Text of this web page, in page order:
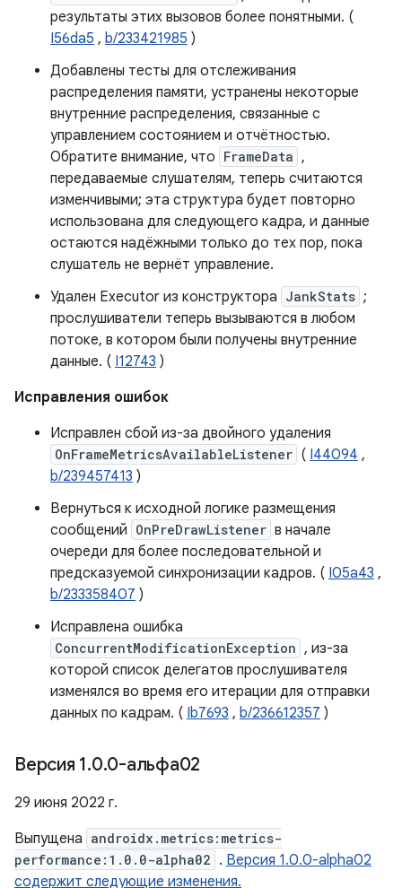
результаты этих вызовов более понятными. (
I56da5 , b/233421985 )
Добавлены тесты для отслеживания
распределения памяти, устранены некоторые
внутренние распределения, связанные с
управлением состоянием и отчётностью.
Обратите внимание, что FrameData ,
передаваемые слушателям, теперь считаются
изменчивыми; эта структура будет повторно
использована для следующего кадра, и данные
остаются надёжными только до тех пор, пока
слушатель не вернёт управление.
Удален Executor из конструктора JankStats ;
прослушиватели теперь вызываются в любом
потоке, в котором были получены внутренние
данные. ( I12743 )
Исправления ошибок
Исправлен сбой из-за двойного удаления
OnFrameMetricsAvailableListener ( I44094 ,
b/239457413 )
Вернуться к исходной логике размещения
сообщений OnPreDrawListener в начале
очереди для более последовательной и
предсказуемой синхронизации кадров. ( I05a43 ,
b/233358407 )
Исправлена ​​ошибка
ConcurrentModificationException , из-за
которой список делегатов прослушивателя
изменялся во время его итерации для отправки
данных по кадрам. ( Ib7693 , b/236612357 )
Версия 1.0.0-альфа02
29 июня 2022 г.
Выпущена androidx.metrics:metrics-
performance:1.0.0-alpha02 . Версия 1.0.0-alpha02
содержит следующие изменения.